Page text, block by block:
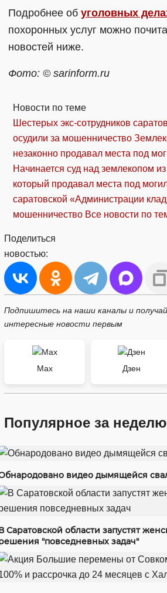
Подробнее об уголовных
похоронных услуг можно
новостей ниже.
Фото: © sarinform.ru
Новости по теме
Шестерых экс-сотрудников
осудили за мошенничество
незаконно продавал места под
Начинается суд над землекопом
который продавал места под
саратовской «Администрации
мошенничество Все новости по
Поделиться
новостью:
Подпишитесь на наши каналы и
интересные новости первым
Max Дзен
Популярное за неделю
видео дымящейся
Саратовской области запустят
"повседневных задач"